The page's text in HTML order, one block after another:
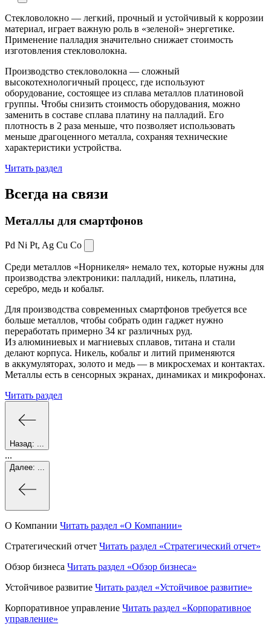
Стекловолокно — легкий, прочный и устойчивый к коррозии
материал, играет важную роль в «зеленой» энергетике.
Применение палладия значительно снижает стоимость
изготовления стекловолокна.
Производство стекловолокна — сложный
высокотехнологичный процесс, где используют
оборудование, состоящее из сплава металлов платиновой
группы. Чтобы снизить стоимость оборудования, можно
заменить в составе сплава платину на палладий. Его
плотность в 2 раза меньше, что позволяет использовать
меньше драгоценного металла, сохраняя технические
характеристики устройства.
Читать раздел
Всегда на связи
Металлы для смартфонов
Pd Ni Pt, Ag Cu Co
Среди металлов «Норникеля» немало тех, которые нужны для
производства электроники: палладий, никель, платина,
серебро, медь и кобальт.
Для производства современных смартфонов требуется все
больше металлов, чтобы собрать один гаджет нужно
переработать примерно 34 кг различных руд.
Из алюминиевых и магниевых сплавов, титана и стали
делают корпуса. Никель, кобальт и литий применяются
в аккумуляторах, золото и медь — в микросхемах и контактах.
Металлы есть в сенсорных экранах, динамиках и микрофонах.
Читать раздел
Назад:
...
Далее:
О Компании Читать раздел «О Компании»
Стратегический отчет Читать раздел «Стратегический отчет»
Обзор бизнеса Читать раздел «Обзор бизнеса»
Устойчивое развитие Читать раздел «Устойчивое развитие»
Корпоративное управление Читать раздел «Корпоративное
управление»